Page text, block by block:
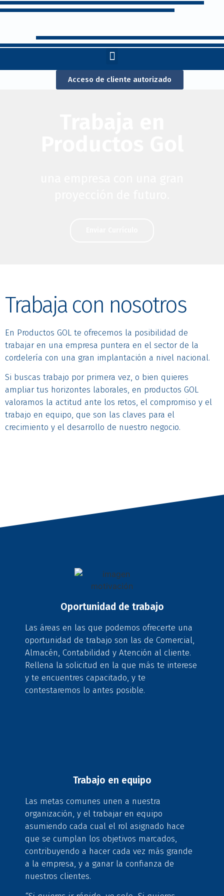
Acceso de cliente autorizado
Trabaja con nosotros
En Productos GOL te ofrecemos la posibilidad de
trabajar en una empresa puntera en el sector de la
cordelería con una gran implantación a nivel nacional.
Si buscas trabajo por primera vez, o bien quieres
ampliar tus horizontes laborales, en productos GOL
valoramos la actitud ante los retos, el compromiso y el
trabajo en equipo, que son las claves para el
crecimiento y el desarrollo de nuestro negocio.
Oportunidad de trabajo
Las áreas en las que podemos ofrecerte una
oportunidad de trabajo son las de Comercial,
Almacén, Contabilidad y Atención al cliente.
Rellena la solicitud en la que más te interese
y te encuentres capacitado, y te
contestaremos lo antes posible.
Trabajo en equipo
Las metas comunes unen a nuestra
organización, y el trabajar en equipo
asumiendo cada cual el rol asignado hace
que se cumplan los objetivos marcados,
contribuyendo a hacer cada vez más grande
a la empresa, y a ganar la confianza de
nuestros clientes.